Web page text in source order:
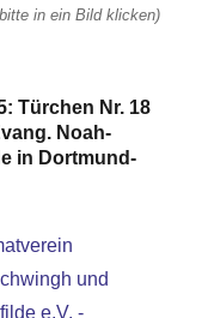
in ein Bild klicken)
Türchen Nr. 18
Noah-
in Dortmund-